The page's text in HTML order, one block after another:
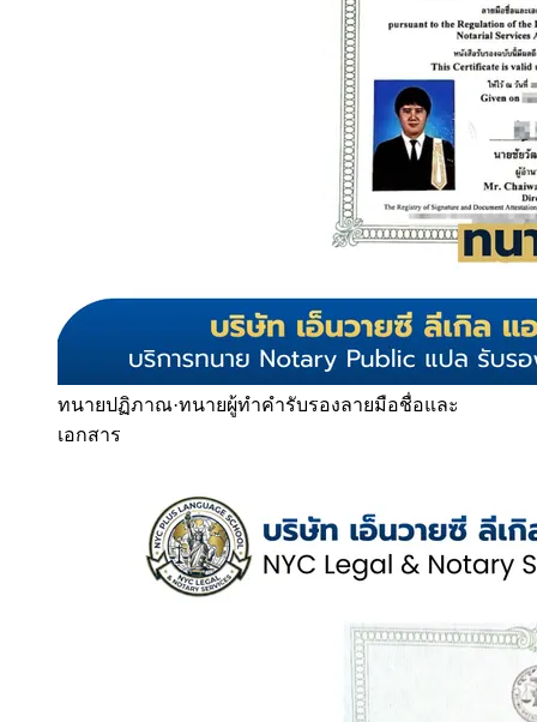
ทนายปฏิภาณ·ทนายผู้ทำคำรับรองลายมือชื่อและ
เอกสาร